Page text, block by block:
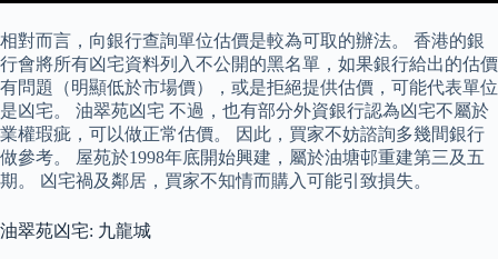
相對而言，向銀行查詢單位估價是較為可取的辦法。 香港的銀
行會將所有凶宅資料列入不公開的黑名單，如果銀行給出的估價
有問題（明顯低於市場價），或是拒絕提供估價，可能代表單位
是凶宅。 油翠苑凶宅 不過，也有部分外資銀行認為凶宅不屬於
業權瑕疵，可以做正常估價。 因此，買家不妨諮詢多幾間銀行
做參考。 屋苑於1998年底開始興建，屬於油塘邨重建第三及五
期。 凶宅禍及鄰居，買家不知情而購入可能引致損失。
油翠苑凶宅: 九龍城